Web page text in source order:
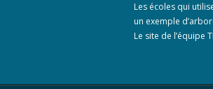
Les écoles qui
un exemple
Le site de l’équipe